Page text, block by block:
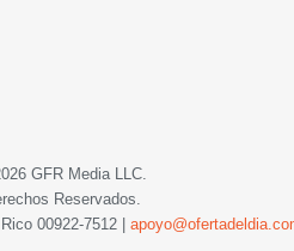
GFR Media LLC.
Reservados.
00922-7512